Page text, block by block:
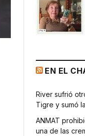
EN EL
River sufrió
Tigre y sumó
ANMAT
una de las